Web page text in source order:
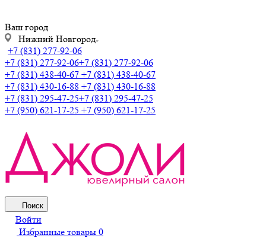
Ваш город
Нижний Новгород
+7 (831) 277-92-06
+7 (831) 277-92-06+7 (831) 277-92-06
+7 (831) 438-40-67 +7 (831) 438-40-67
+7 (831) 430-16-88 +7 (831) 430-16-88
+7 (831) 295-47-25+7 (831) 295-47-25
+7 (950) 621-17-25 +7 (950) 621-17-25
Поиск
Войти
Избранные товары 0